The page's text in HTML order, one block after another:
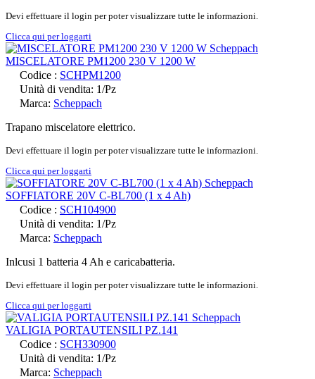
Devi effettuare il login per poter visualizzare tutte le informazioni.
Clicca qui per loggarti
MISCELATORE PM1200 230 V 1200 W
Codice : SCHPM1200
Unità di vendita: 1/Pz
Marca: Scheppach
Trapano miscelatore elettrico.
Devi effettuare il login per poter visualizzare tutte le informazioni.
Clicca qui per loggarti
SOFFIATORE 20V C-BL700 (1 x 4 Ah)
Codice : SCH104900
Unità di vendita: 1/Pz
Marca: Scheppach
Inlcusi 1 batteria 4 Ah e caricabatteria.
Devi effettuare il login per poter visualizzare tutte le informazioni.
Clicca qui per loggarti
VALIGIA PORTAUTENSILI PZ.141
Codice : SCH330900
Unità di vendita: 1/Pz
Marca: Scheppach